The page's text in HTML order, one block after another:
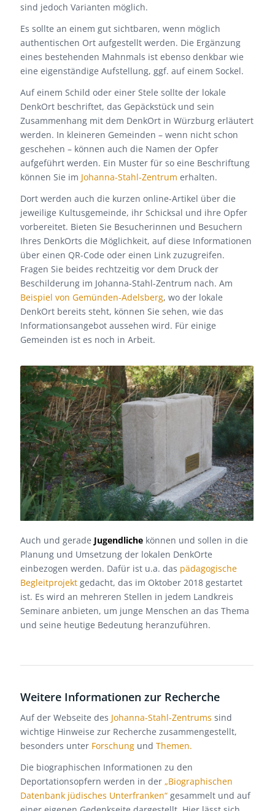
sind jedoch Varianten möglich.
Es sollte an einem gut sichtbaren, wenn möglich
authentischen Ort aufgestellt werden. Die Ergänzung
eines bestehenden Mahnmals ist ebenso denkbar wie
eine eigenständige Aufstellung, ggf. auf einem Sockel.
Auf einem Schild oder einer Stele sollte der lokale
DenkOrt beschriftet, das Gepäckstück und sein
Zusammenhang mit dem DenkOrt in Würzburg erläutert
werden. In kleineren Gemeinden – wenn nicht schon
geschehen – können auch die Namen der Opfer
aufgeführt werden. Ein Muster für so eine Beschriftung
können Sie im Johanna-Stahl-Zentrum erhalten.
Dort werden auch die kurzen online-Artikel über die
jeweilige Kultusgemeinde, ihr Schicksal und ihre Opfer
vorbereitet. Bieten Sie Besucherinnen und Besuchern
Ihres DenkOrts die Möglichkeit, auf diese Informationen
über einen QR-Code oder einen Link zuzugreifen.
Fragen Sie beides rechtzeitig vor dem Druck der
Beschilderung im Johanna-Stahl-Zentrum nach. Am
Beispiel von Gemünden-Adelsberg, wo der lokale
DenkOrt bereits steht, können Sie sehen, wie das
Informationsangebot aussehen wird. Für einige
Gemeinden ist es noch in Arbeit.
Auch und gerade Jugendliche können und sollen in die
Planung und Umsetzung der lokalen DenkOrte
einbezogen werden. Dafür ist u.a. das pädagogische
Begleitprojektgedacht, das im Oktober 2018 gestartet
ist. Es wird an mehreren Stellen in jedem Landkreis
Seminare anbieten, um junge Menschen an das Thema
und seine heutige Bedeutung heranzuführen.
Weitere Informationen zur Recherche
Auf der Webseite des Johanna-Stahl-Zentrums sind
wichtige Hinweise zur Recherche zusammengestellt,
besonders unter Forschungund Themen.
Die biographischen Informationen zu den
Deportationsopfern werden in der „Biographischen
Datenbank jüdisches Unterfranken“gesammelt und auf